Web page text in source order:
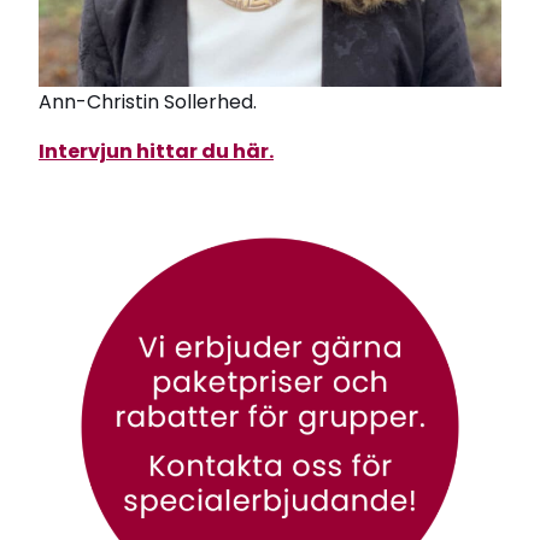
signalera att känslor är viktiga och att det
är okej att visa vad vi känner. Genom att
prata om känslor ger vi barnen ord och
andra. Föreläsningen fokuserar på
övningar och knep att prova i vardagen
med pedagoger och förskolebarn.
Hanna Thermaenius
LEG. PSYKOLOG
Hanna Thermaeniusär psykolog,
psykoterapeut och specialist i
klinisk barn- och ungdomspsykologi
med mångårig erfarenhet av att
Ann-Christin Sollerhed.
Intervjun hittar du här.